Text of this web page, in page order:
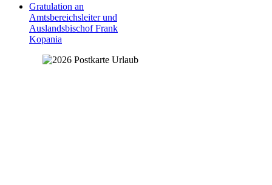
Gratulation an
Amtsbereichsleiter und
Auslandsbischof Frank
Kopania